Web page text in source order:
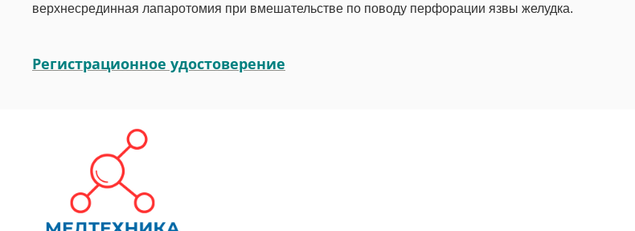
верхнесрединная лапаротомия при вмешательстве по поводу перфорации язвы желудка.
Регистрационное удостоверение